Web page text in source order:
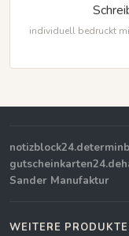
individuell bedruckt
notizblock24.de
gutscheinkarten24.de
Sander Manufaktur
WEITERE PRODUKTE